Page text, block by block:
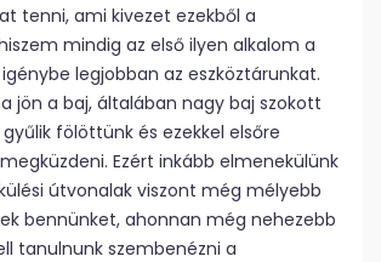
tenni, ami kivezet ezekből a
mindig az első ilyen alkalom a
igénybe legjobban az eszköztárunkat.
jön a baj, általában nagy baj szokott
fölöttünk és ezekkel elsőre
Ezért inkább elmenekülünk
útvonalak viszont még mélyebb
bennünket, ahonnan még nehezebb
tanulnunk szembenézni a